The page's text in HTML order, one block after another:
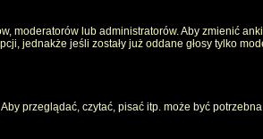
moderatorów lub administratorów. Aby zmienić
jednakże jeśli zostały już oddane głosy tylko
przeglądać, czytać, pisać itp. może być